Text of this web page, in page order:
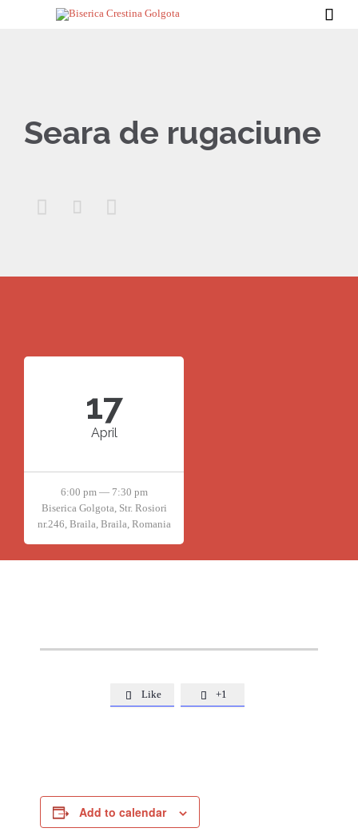

Seara de rugaciune
  
17
April
6:00 pm — 7:30 pm
Biserica Golgota, Str. Rosiori
nr.246, Braila, Braila, Romania
 Like  +1
Add to calendar